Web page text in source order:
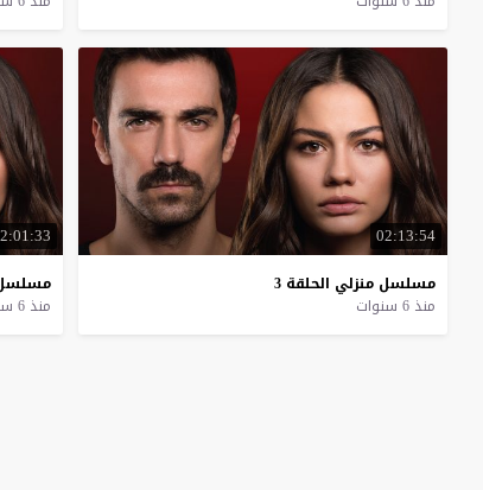
02:13:54
مسلسل منزلي الحلقة 3
منذ 6 سنوات
منذ 6 سنوات